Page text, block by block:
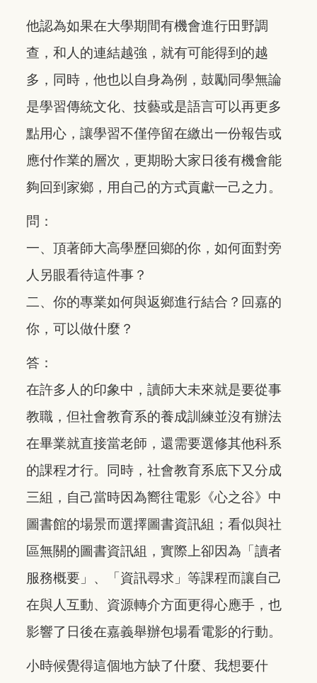
他認為如果在大學期間有機會進行田野調
查，和人的連結越強，就有可能得到的越
多，同時，他也以自身為例，鼓勵同學無論
是學習傳統文化、技藝或是語言可以再更多
點用心，讓學習不僅停留在繳出一份報告或
應付作業的層次，更期盼大家日後有機會能
夠回到家鄉，用自己的方式貢獻一己之力。
問：
一、頂著師大高學歷回鄉的你，如何面對旁
人另眼看待這件事？
二、你的專業如何與返鄉進行結合？回嘉的
你，可以做什麼？
答：
在許多人的印象中，讀師大未來就是要從事
教職，但社會教育系的養成訓練並沒有辦法
在畢業就直接當老師，還需要選修其他科系
的課程才行。同時，社會教育系底下又分成
三組，自己當時因為嚮往電影《心之谷》中
圖書館的場景而選擇圖書資訊組；看似與社
區無關的圖書資訊組，實際上卻因為「讀者
服務概要」、「資訊尋求」等課程而讓自己
在與人互動、資源轉介方面更得心應手，也
影響了日後在嘉義舉辦包場看電影的行動。
小時候覺得這個地方缺了什麼、我想要什